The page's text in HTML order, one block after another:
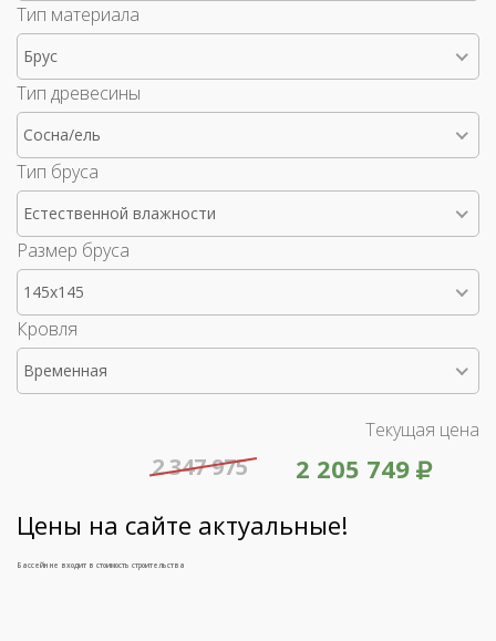
Тип материала
Брус
Тип древесины
Сосна/ель
Тип бруса
Естественной влажности
Размер бруса
145x145
Кровля
Временная
Текущая цена
2 205 749
2 347 975
Цены на сайте актуальные!
Бассейн не входит в стоимость строительства